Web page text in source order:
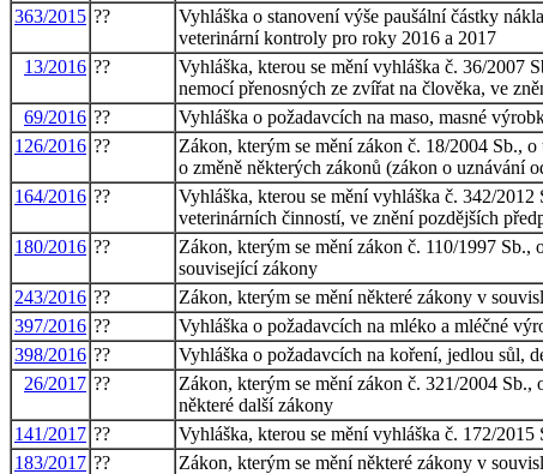
363/2015 ??
Vyhláška o stanovení výše paušální částky
veterinární kontroly pro roky 2016 a 2017
13/2016 ??
Vyhláška, kterou se mění vyhláška č. 36/2007
nemocí přenosných ze zvířat na člověka, ve
69/2016 ??
Vyhláška o požadavcích na maso, masné
126/2016 ??
Zákon, kterým se mění zákon č. 18/2004 Sb.,
o změně některých zákonů (zákon o uznávání
164/2016 ??
Vyhláška, kterou se mění vyhláška č. 342/
veterinárních činností, ve znění pozdějších
180/2016 ??
Zákon, kterým se mění zákon č. 110/1997
související zákony
243/2016 ??
Zákon, kterým se mění některé zákony v
397/2016 ??
Vyhláška o požadavcích na mléko a mléčné
398/2016 ??
Vyhláška o požadavcích na koření, jedlou sůl,
26/2017 ??
Zákon, kterým se mění zákon č. 321/2004
některé další zákony
141/2017 ??
Vyhláška, kterou se mění vyhláška č. 172/
183/2017 ??
Zákon, kterým se mění některé zákony v